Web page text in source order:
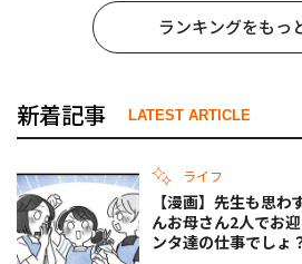
ランキングをもっ
新着記事 LATEST ARTICLE
ライフ
【漫画】先生も思
んお母さん2人でお
ンタ達の仕事でしょ